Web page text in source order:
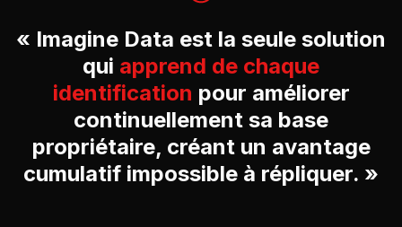
« Imagine Data est la seule solution
qui apprend de chaque
identification pour améliorer
continuellement sa base
propriétaire, créant un avantage
cumulatif impossible à répliquer. »